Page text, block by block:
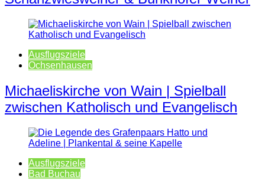
Ausflugsziele
Ochsenhausen
Michaeliskirche von Wain | Spielball
zwischen Katholisch und Evangelisch
Ausflugsziele
Bad Buchau